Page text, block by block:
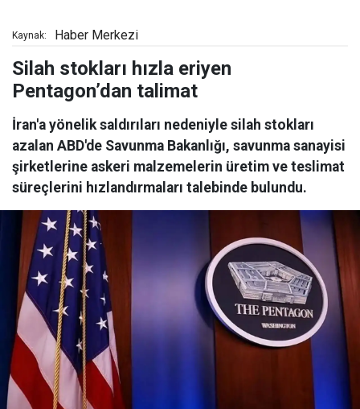
Kaynak: Haber Merkezi
Silah stokları hızla eriyen
Pentagon’dan talimat
İran'a yönelik saldırıları nedeniyle silah stokları
azalan ABD'de Savunma Bakanlığı, savunma sanayisi
şirketlerine askeri malzemelerin üretim ve teslimat
süreçlerini hızlandırmaları talebinde bulundu.